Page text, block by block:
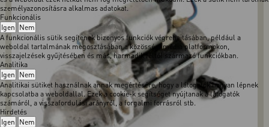
személyazonosításra alkalmas adatokat.
Funkcionális
Igen Nem
A funkcionális sütik segítenek bizonyos funkciók végrehajtásában, például a
weboldal tartalmának megosztásában a közösségi média platformokon,
visszajelzések gyűjtésében és más, harmadik féltől származó funkciókban.
Analitika
Igen Nem
Analitikai sütiket használnak annak megértésére, hogy a látogatók hogyan lépnek
kapcsolatba a weboldallal. Ezek a cookie-k segítséget nyújtanak a látogatók
számáról, a visszafordulási arányról, a forgalmi forrásról stb.
Hirdetés
Igen Nem